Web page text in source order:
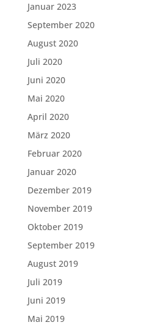
Januar 2023
September 2020
August 2020
Juli 2020
Juni 2020
Mai 2020
April 2020
März 2020
Februar 2020
Januar 2020
Dezember 2019
November 2019
Oktober 2019
September 2019
August 2019
Juli 2019
Juni 2019
Mai 2019